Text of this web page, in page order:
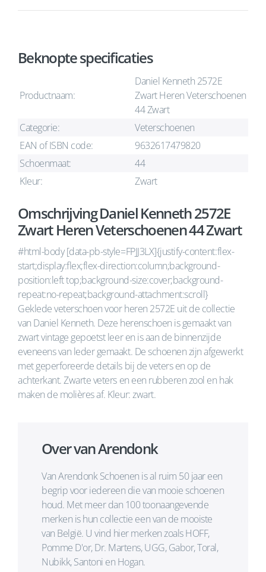
Beknopte specificaties
Productnaam:
Daniel Kenneth 2572E
Zwart Heren Veterschoenen
44 Zwart
Categorie:
Veterschoenen
EAN of ISBN code:
9632617479820
Schoenmaat:
44
Kleur:
Zwart
Omschrijving Daniel Kenneth 2572E
Zwart Heren Veterschoenen 44 Zwart
#html-body [data-pb-style=FPJJ3LX]{justify-content:flex-
start;display:flex;flex-direction:column;background-
position:left top;background-size:cover;background-
repeat:no-repeat;background-attachment:scroll}
Geklede veterschoen voor heren 2572E uit de collectie
van Daniel Kenneth. Deze herenschoen is gemaakt van
zwart vintage gepoetst leer en is aan de binnenzijde
eveneens van leder gemaakt. De schoenen zijn afgewerkt
met geperforeerde details bij de veters en op de
achterkant. Zwarte veters en een rubberen zool en hak
maken de molières af. Kleur: zwart.
Over van Arendonk
Van Arendonk Schoenen is al ruim 50 jaar een
begrip voor iedereen die van mooie schoenen
houd. Met meer dan 100 toonaangevende
merken is hun collectie een van de mooiste
van België. U vind hier merken zoals HOFF,
Pomme D'or, Dr. Martens, UGG, Gabor, Toral,
Nubikk, Santoni en Hogan.